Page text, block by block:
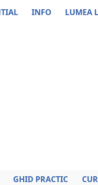
INFO LUMEA
GHID PRACTIC